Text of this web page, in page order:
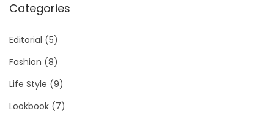
Categories
Editorial (5)
Fashion (8)
Life Style (9)
Lookbook (7)